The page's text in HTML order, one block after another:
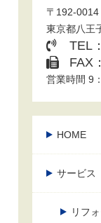
〒192-0014
東京都八王
TEL
FAX
営業時間 9
HOME
サービス
リフ